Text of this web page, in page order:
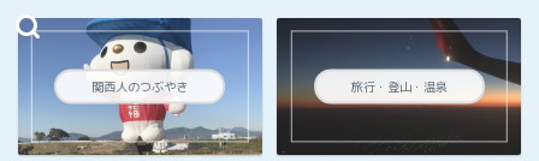
関西人のつぶやき 旅行・登山・温泉